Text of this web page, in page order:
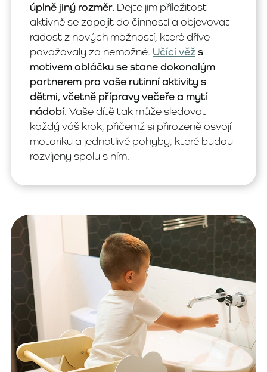
úplně jiný rozměr. Dejte jim příležitost
aktivně se zapojit do činností a objevovat
radost z nových možností, které dříve
považovaly za nemožné. Učící věžs
motivem obláčku se stane dokonalým
partnerem pro vaše rutinní aktivity s
dětmi, včetně přípravy večeře a mytí
nádobí. Vaše dítě tak může sledovat
každý váš krok, přičemž si přirozeně osvojí
motoriku a jednotlivé pohyby, které budou
rozvíjeny spolu s ním.